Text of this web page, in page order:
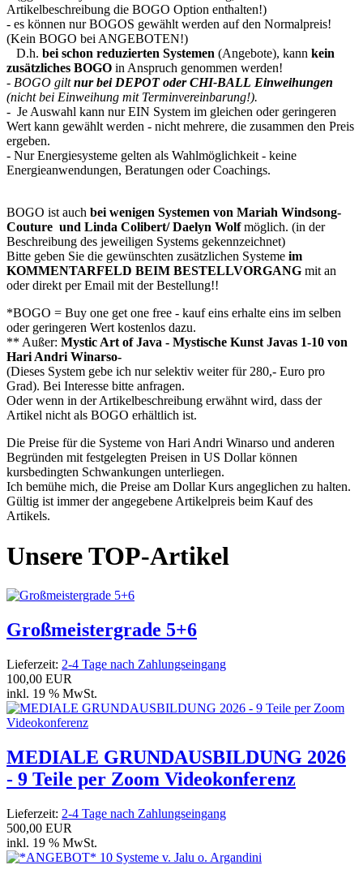
Artikelbeschreibung die BOGO Option enthalten!)
- es können nur BOGOS gewählt werden auf den Normalpreis!
(Kein BOGO bei ANGEBOTEN!)
D.h. bei schon reduzierten Systemen (Angebote), kann kein
zusätzliches BOGO in Anspruch genommen werden!
- BOGO giltnur bei DEPOT oder CHI-BALL Einweihungen
(nicht bei Einweihung mit Terminvereinbarung!).
- Je Auswahl kann nur EIN System im gleichen oder geringeren
Wert kann gewählt werden - nicht mehrere, die zusammen den Preis
ergeben.
- Nur Energiesysteme gelten als Wahlmöglichkeit - keine
Energieanwendungen, Beratungen oder Coachings.
BOGO ist auch bei wenigen Systemen von Mariah Windsong-
Couture und Linda Colibert/ Daelyn Wolfmöglich. (in der
Beschreibung des jeweiligen Systems gekennzeichnet)
Bitte geben Sie die gewünschten zusätzlichen Systeme im
KOMMENTARFELD BEIM BESTELLVORGANG mit an
oder direkt per Email mit der Bestellung!!
*BOGO = Buy one get one free - kauf eins erhalte eins im selben
oder geringeren Wert kostenlos dazu.
** Außer: Mystic Art of Java - Mystische Kunst Javas 1-10 von
Hari Andri Winarso-
(Dieses System gebe ich nur selektiv weiter für 280,- Euro pro
Grad). Bei Interesse bitte anfragen.
Oder wenn in der Artikelbeschreibung erwähnt wird, dass der
Artikel nicht als BOGO erhältlich ist.
Die Preise für die Systeme von Hari Andri Winarso und anderen
Begründen mit festgelegten Preisen in US Dollar können
kursbedingten Schwankungen unterliegen.
Ich bemühe mich, die Preise am Dollar Kurs angeglichen zu halten.
Gültig ist immer der angegebene Artikelpreis beim Kauf des
Artikels.
Unsere TOP-Artikel
Großmeistergrade 5+6
Lieferzeit: 2-4 Tage nach Zahlungseingang
100,00 EUR
inkl. 19 % MwSt.
MEDIALE GRUNDAUSBILDUNG 2026
- 9 Teile per Zoom Videokonferenz
Lieferzeit: 2-4 Tage nach Zahlungseingang
500,00 EUR
inkl. 19 % MwSt.